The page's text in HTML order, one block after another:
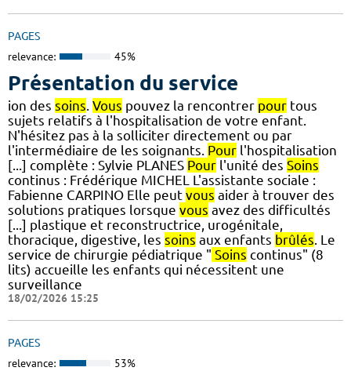
PAGES
relevance: 45%
Présentation du service
ion des soins. Vous pouvez la rencontrer pour tous
sujets relatifs à l'hospitalisation de votre enfant.
N'hésitez pas à la solliciter directement ou par
l'intermédiaire de les soignants. Pour l'hospitalisation
[...] complète : Sylvie PLANES Pour l'unité des Soins
continus : Frédérique MICHEL L'assistante sociale :
Fabienne CARPINO Elle peut vous aider à trouver des
solutions pratiques lorsque vous avez des difficultés
[...] plastique et reconstructrice, urogénitale,
thoracique, digestive, les soins aux enfants brûlés. Le
service de chirurgie pédiatrique " Soins continus" (8
lits) accueille les enfants qui nécessitent une
surveillance
18/02/2026 15:25
PAGES
relevance: 53%